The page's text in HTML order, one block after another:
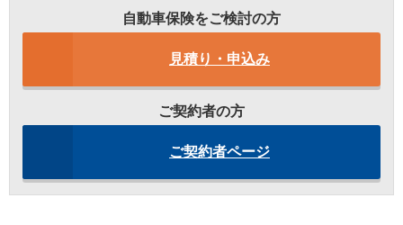
自動車保険をご検討の方
見積り・申込み
ご契約者の方
ご契約者ページ